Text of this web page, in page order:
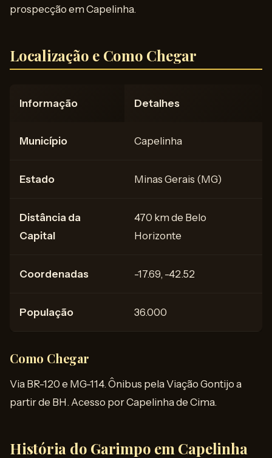
prospecção em Capelinha.
Localização e Como Chegar
Informação Detalhes
Município Capelinha
Estado Minas Gerais (MG)
Distância da
Capital
470 km de Belo
Horizonte
Coordenadas -17.69, -42.52
População 36.000
Como Chegar
Via BR-120 e MG-114. Ônibus pela Viação Gontijo a
partir de BH. Acesso por Capelinha de Cima.
História do Garimpo em Capelinha